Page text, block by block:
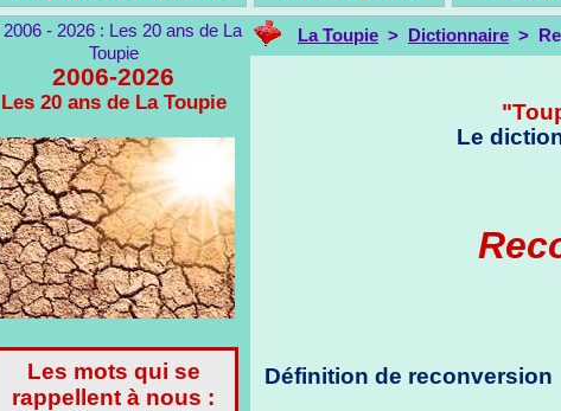
2006-2026
Les 20 ans de La Toupie
Les mots qui se
rappellent à nous :
La Toupie > Dictionnaire >
Le
Définition de reconversion